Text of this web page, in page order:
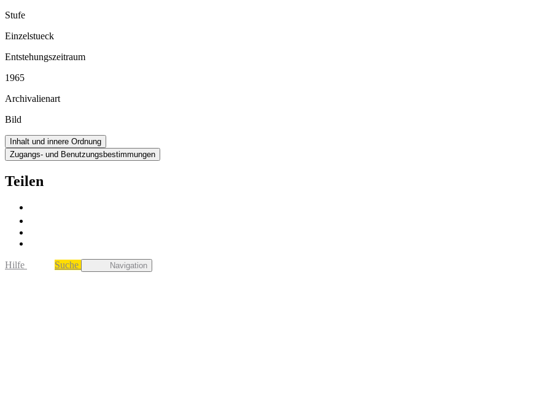
Stufe
Einzelstueck
Entstehungszeitraum
1965
Archivalienart
Bild
Inhalt und innere Ordnung
Zugangs- und Benutzungsbestimmungen
Teilen
Hilfe Suche Navigation